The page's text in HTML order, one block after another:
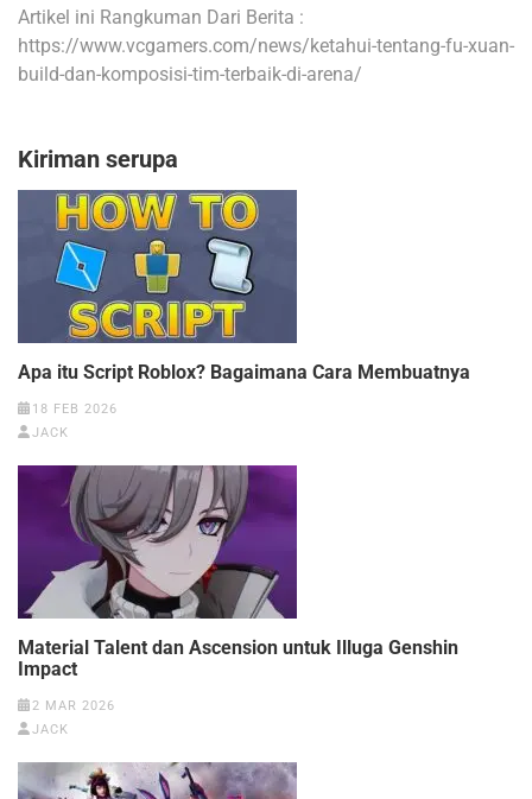
Artikel ini Rangkuman Dari Berita :
https://www.vcgamers.com/news/ketahui-tentang-fu-xuan-
build-dan-komposisi-tim-terbaik-di-arena/
Kiriman serupa
Apa itu Script Roblox? Bagaimana Cara Membuatnya
18 FEB 2026
JACK
Material Talent dan Ascension untuk Illuga Genshin
Impact
2 MAR 2026
JACK